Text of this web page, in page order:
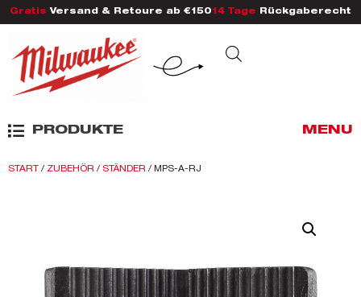
Gratis Versand & Retoure ab €150 14 Tage Rückgaberecht
PRODUKTE MENU
START / ZUBEHÖR / STÄNDER / MPS-A-RJ